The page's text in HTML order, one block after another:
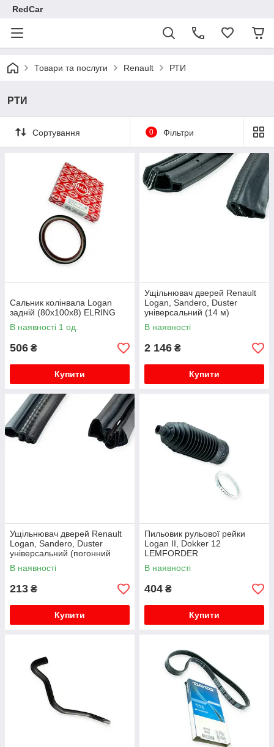
RedCar
Товари та послуги Renault РТИ
РТИ
Сортування 0 Фільтри
Сальник колінвала Logan
задній (80x100x8) ELRING
В наявності 1 од.
506 ₴
Купити
Ущільнювач дверей Renault
Logan, Sandero, Duster
універсальний (14 м)
AUTOELASTIKA
В наявності
2 146 ₴
Купити
Ущільнювач дверей Renault
Logan, Sandero, Duster
універсальний (погонний
метр) AUTOELASTIKA
В наявності
213 ₴
Купити
Пильовик рульової рейки
Logan II, Dokker 12
LEMFORDER
В наявності
404 ₴
Купити